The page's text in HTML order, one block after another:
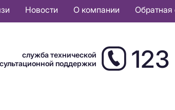
Новости О компании Обратная
служба технической
поддержки
123